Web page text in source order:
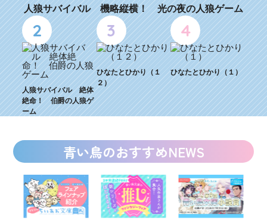
人狼サバイバル 機略縦横！ 光の夜の人狼ゲーム
2
人狼サバイバル 絶体
絶命！ 伯爵の人狼ゲ
ーム
3
ひなたとひかり（１
２）
4
ひなたとひかり（１）
青い鳥のおすすめNEWS